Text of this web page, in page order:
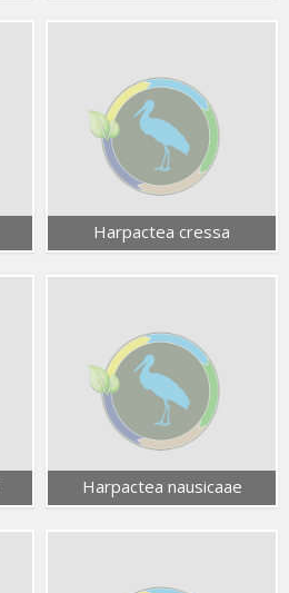
Harpactea cressa
Harpactea nausicaae